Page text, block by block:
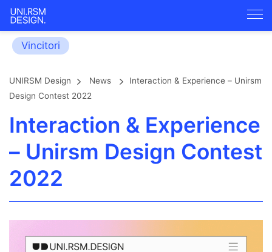
Vincitori
UNIRSM Design News
Interaction & Experience – Unirsm
Design Contest 2022
Interaction & Experience
– Unirsm Design Contest
2022